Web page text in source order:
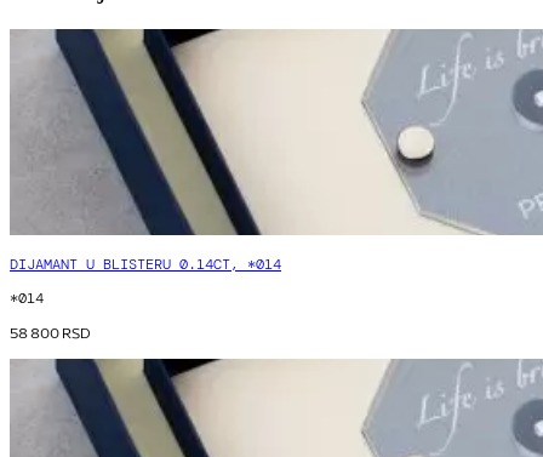
DIJAMANT U BLISTERU 0.14CT, *014
*014
58 800RSD